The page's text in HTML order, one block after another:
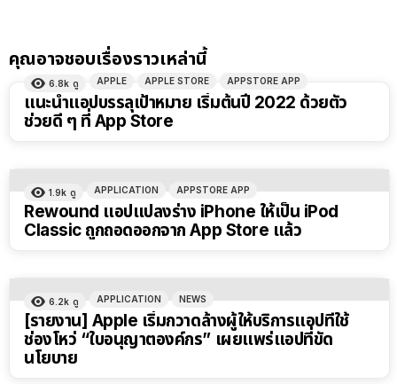
คุณอาจชอบเรื่องราวเหล่านี้
6.8k ดู APPLE APPLE STORE APPSTORE APP
แนะนำแอปบรรลุเป้าหมาย เริ่มต้นปี 2022 ด้วยตัว
ช่วยดี ๆ ที่ App Store
1.9k ดู APPLICATION APPSTORE APP
Rewound แอปแปลงร่าง iPhone ให้เป็น iPod
Classic ถูกถอดออกจาก App Store แล้ว
6.2k ดู APPLICATION NEWS
[รายงาน] Apple เริ่มกวาดล้างผู้ให้บริการแอปที่ใช้
ช่องโหว่ “ใบอนุญาตองค์กร” เผยแพร่แอปที่ขัด
นโยบาย